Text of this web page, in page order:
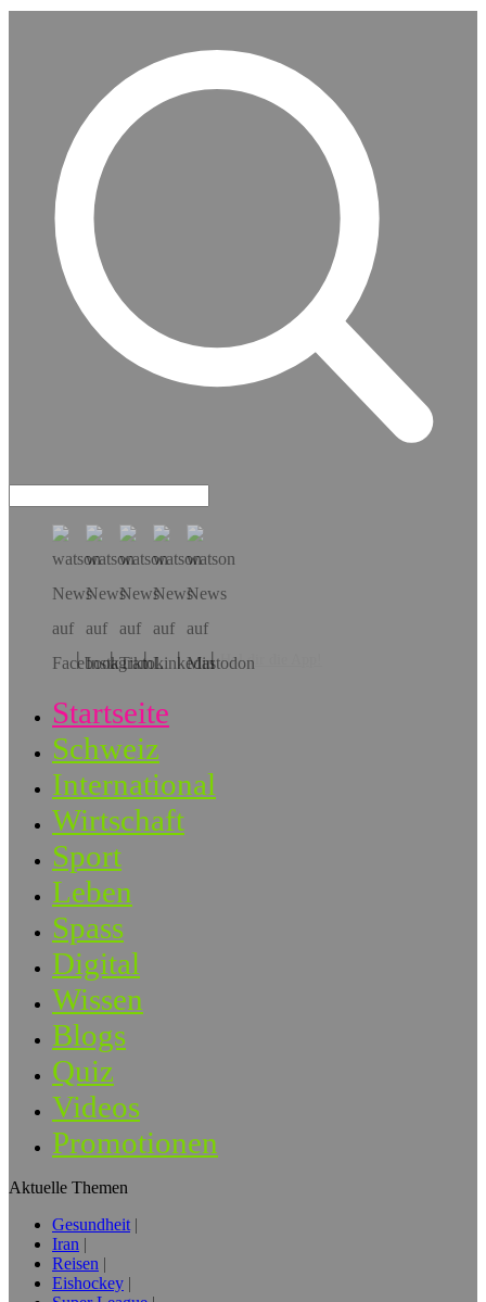
Hol dir die App!
Startseite
Schweiz
International
Wirtschaft
Sport
Leben
Spass
Digital
Wissen
Blogs
Quiz
Videos
Promotionen
Aktuelle Themen
Gesundheit
Iran
Reisen
Eishockey